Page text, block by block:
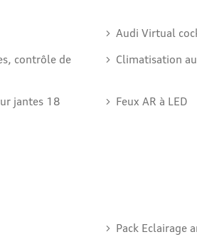
Audi Virtual
contrôle de
Climatisation
jantes 18
Feux AR à LED
Pack Eclairage